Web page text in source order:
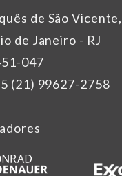
de São
de Janeiro - RJ
047
(21) 99627-2758